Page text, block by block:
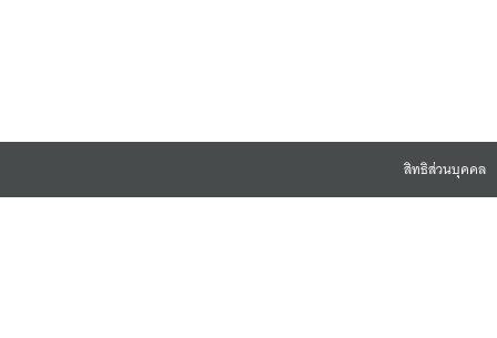
สิทธิส่วนบุคคล